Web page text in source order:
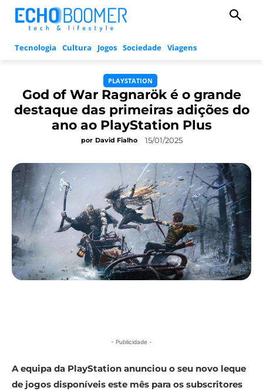
Tecnologia Cultura Jogos Sociedade Viagens
PLAYSTATION
God of War Ragnarök é o grande
destaque das primeiras adições do
ano ao PlayStation Plus
por David Fialho 15/01/2025
- Publicidade -
A equipa da PlayStation anunciou o seu novo leque
de jogos disponíveis este mês para os subscritores